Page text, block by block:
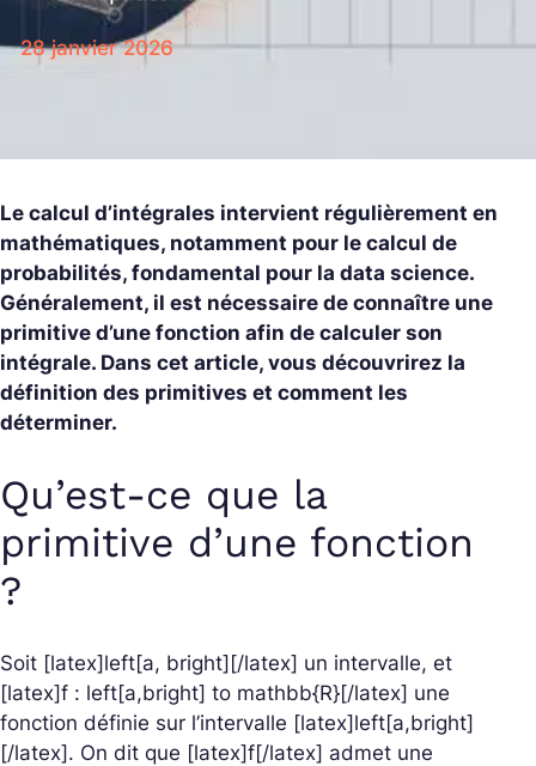
28 janvier 2026
Le calcul d’intégrales intervient régulièrement en
mathématiques, notamment pour le calcul de
probabilités, fondamental pour la data science.
Généralement, il est nécessaire de connaître une
primitive d’une fonction afin de calculer son
intégrale. Dans cet article, vous découvrirez la
définition des primitives et comment les
déterminer.
Qu’est-ce que la
primitive d’une fonction
?
Soit [latex]left[a, bright][/latex] un intervalle, et
[latex]f : left[a,bright] to mathbb{R}[/latex] une
fonction définie sur l’intervalle [latex]left[a,bright]
[/latex]. On dit que [latex]f[/latex] admet une